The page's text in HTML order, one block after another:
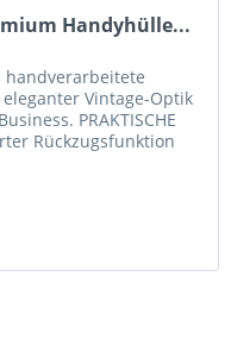
Handyhülle...
handverarbeitete
Vintage-Optik
PRAKTISCHE
Rückzugsfunktion